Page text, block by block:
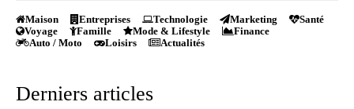
Maison Entreprises Technologie Marketing
Santé
Voyage
Famille Mode & Lifestyle
Finance
Auto / Moto
Loisirs Actualités
Derniers articles